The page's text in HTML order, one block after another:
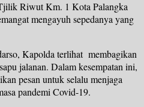
Riwut Km. 1 Kota Palangka
mengayuh sepedanya yang
Kapolda terlihat membagikan
jalanan. Dalam kesempatan ini,
pesan untuk selalu menjaga
pandemi Covid-19.